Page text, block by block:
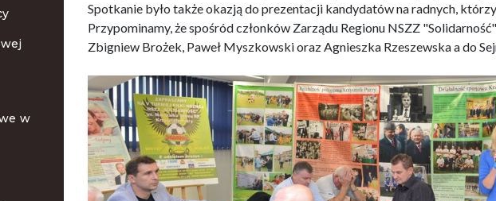
w
Spotkanie było także okazją do prezentacji kandydatów na radnych,
Przypominamy, że spośród członków Zarządu Regionu NSZZ
Zbigniew Brożek, Paweł Myszkowski oraz Agnieszka Rzeszewska a do